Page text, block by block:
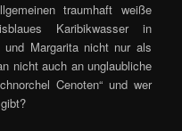
traumhaft weiße
Karibikwasser in
und Margarita nicht nur als
nicht auch an unglaubliche
Cenoten“ und wer